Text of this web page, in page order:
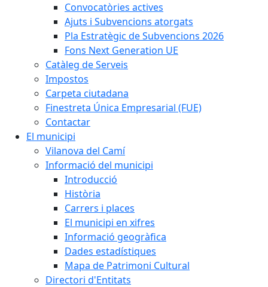
Convocatòries actives
Ajuts i Subvencions atorgats
Pla Estratègic de Subvencions 2026
Fons Next Generation UE
Catàleg de Serveis
Impostos
Carpeta ciutadana
Finestreta Única Empresarial (FUE)
Contactar
El municipi
Vilanova del Camí
Informació del municipi
Introducció
Història
Carrers i places
El municipi en xifres
Informació geogràfica
Dades estadístiques
Mapa de Patrimoni Cultural
Directori d'Entitats